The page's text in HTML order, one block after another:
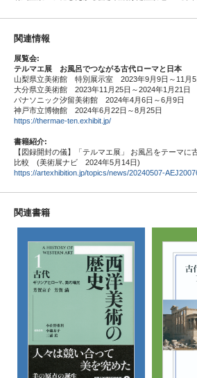
関連情報
展覧会:
テルマエ展 お風呂でつながる古代ローマと日本
山梨県立美術館 特別展示室 2023年9月9日～11月5
大分県立美術館 2023年11月25日～2024年1月21日
パナソニック汐留美術館 2024年4月6日～6月9日
神戸市立博物館 2024年6月22日～8月25日
https://thermae-ten.exhibit.jp/
書籍紹介:
【図録開封の儀】「テルマエ展」 お風呂をテーマに
比較 (美術展ナビ 2024年5月14日)
https://artexhibition.jp/topics/news/20240507-
関連書籍